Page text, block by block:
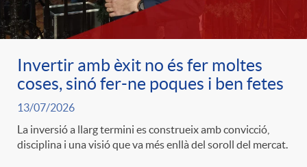
c
o
n
t
Invertir amb èxit no és fer moltes
coses, sinó fer-ne poques i ben fetes
13/07/2026
La inversió a llarg termini es construeix amb convicció,
disciplina i una visió que va més enllà del soroll del mercat.